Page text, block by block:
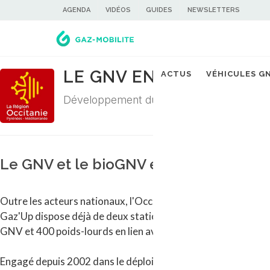
AGENDA VIDÉOS GUIDES NEWSLETTERS
ACTUS VÉHICULES
LE GNV EN RÉGION
Développement du GNV, GNC, GNL et
Le GNV et le bioGNV en Occitanie : oú
Outre les acteurs nationaux, l'Occitanie compte plusieurs
Gaz'Up dispose déjà de deux stations opérationnelles
GNV et 400 poids-lourds en lien avec les collectivités
Engagé depuis 2002 dans le déploiement de bus au gaz